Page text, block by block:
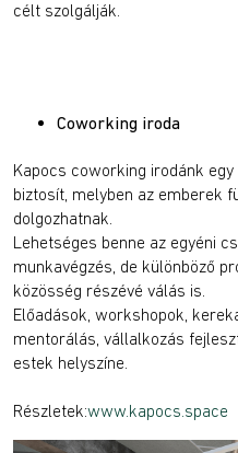
célt szolgálják.
Coworking iroda
Kapocs coworking irodánk
biztosít, melyben az emberek
dolgozhatnak.
Lehetséges benne az egyéni
munkavégzés, de különböző
közösség részévé válás is.
Előadások, workshopok,
mentorálás, vállalkozás
estek helyszíne.
Részletek:www.kapocs.space